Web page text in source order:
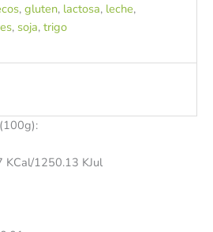
, gluten, lactosa, leche,
, soja, trigo
KCal/1250.13 KJul